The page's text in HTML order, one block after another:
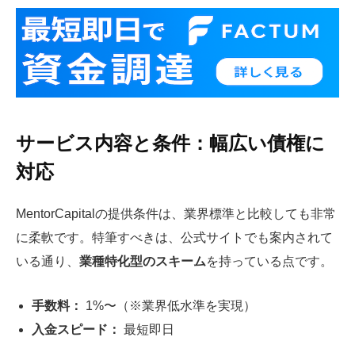
サービス内容と条件：幅広い債権に
対応
MentorCapitalの提供条件は、業界標準と比較しても非常
に柔軟です。特筆すべきは、公式サイトでも案内されて
いる通り、 業種特化型のスキームを持っている点です。
手数料：
1%〜（※業界低水準を実現）
入金スピード： 最短即日